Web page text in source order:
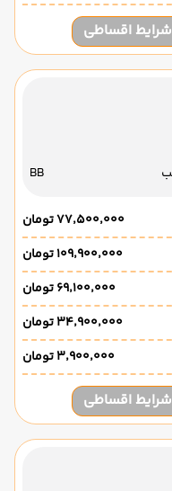
شرایط اقساطی
BB
۷۷٬۵۰۰٬۰۰۰ تومان
۱۰۹٬۹۰۰٬۰۰۰ تومان
۶۹٬۱۰۰٬۰۰۰ تومان
۳۴٬۹۰۰٬۰۰۰ تومان
۳٬۹۰۰٬۰۰۰ تومان
شرایط اقساطی